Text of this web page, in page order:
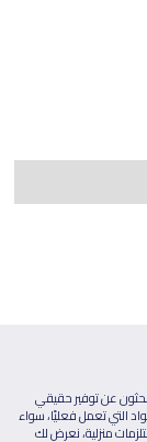
عن توفير حقيقي
التي تعمل فعليًا، سواء
منزلية، نعرض لك